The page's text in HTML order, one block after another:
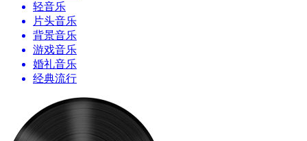
轻音乐
片头音乐
背景音乐
游戏音乐
婚礼音乐
经典流行